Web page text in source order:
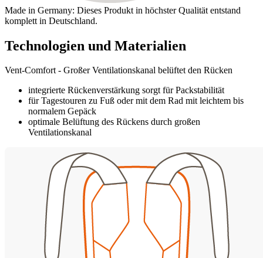
Made in Germany: Dieses Produkt in höchster Qualität entstand
komplett in Deutschland.
Technologien und Materialien
Vent-Comfort - Großer Ventilationskanal belüftet den Rücken
integrierte Rückenverstärkung sorgt für Packstabilität
für Tagestouren zu Fuß oder mit dem Rad mit leichtem bis
normalem Gepäck
optimale Belüftung des Rückens durch großen
Ventilationskanal